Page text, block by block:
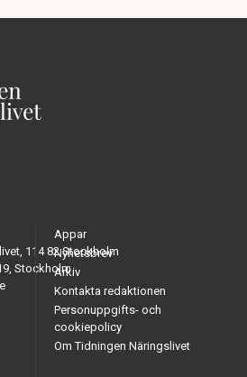
114 82 Stockholm
Stockholm
Appar
Nyhetsbrev
Arkiv
Kontakta redaktionen
Personuppgifts- och
cookiepolicy
Om Tidningen Näringslivet